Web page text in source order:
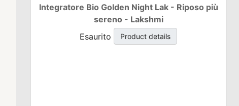
Integratore Bio Golden Night Lak - Riposo più
sereno - Lakshmi
Esaurito
Product details